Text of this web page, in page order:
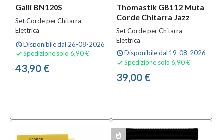
036
008-
(1)
TUTTI
XL
Galli BN120S
Set Corde per Chitarra
Elettrica
scheduleDisponibile dal 26-08-2026
 Spedizione solo 6,90 €
43,90 €
Thomastik GB112 Muta
Corde Chitarra Jazz
Set Corde per Chitarra
Elettrica
scheduleDisponibile dal 19-08-2026
 Spedizione solo 6,90 €
39,00 €
whatshot